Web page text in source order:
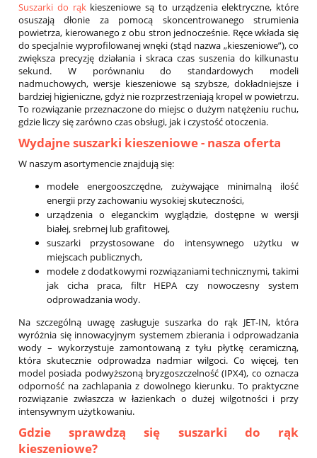
Suszarki do rąkkieszeniowe są to urządzenia elektryczne, które
osuszają dłonie za pomocą skoncentrowanego strumienia
powietrza, kierowanego z obu stron jednocześnie. Ręce wkłada się
do specjalnie wyprofilowanej wnęki (stąd nazwa „kieszeniowe”), co
zwiększa precyzję działania i skraca czas suszenia do kilkunastu
sekund. W porównaniu do standardowych modeli
nadmuchowych, wersje kieszeniowe są szybsze, dokładniejsze i
bardziej higieniczne, gdyż nie rozprzestrzeniają kropel w powietrzu.
To rozwiązanie przeznaczone do miejsc o dużym natężeniu ruchu,
gdzie liczy się zarówno czas obsługi, jak i czystość otoczenia.
Wydajne suszarki kieszeniowe - nasza oferta
W naszym asortymencie znajdują się:
modele energooszczędne, zużywające minimalną ilość
energii przy zachowaniu wysokiej skuteczności,
urządzenia o eleganckim wyglądzie, dostępne w wersji
białej, srebrnej lub grafitowej,
suszarki przystosowane do intensywnego użytku w
miejscach publicznych,
modele z dodatkowymi rozwiązaniami technicznymi, takimi
jak cicha praca, filtr HEPA czy nowoczesny system
odprowadzania wody.
Na szczególną uwagę zasługuje suszarka do rąk JET-IN, która
wyróżnia się innowacyjnym systemem zbierania i odprowadzania
wody – wykorzystuje zamontowaną z tyłu płytkę ceramiczną,
która skutecznie odprowadza nadmiar wilgoci. Co więcej, ten
model posiada podwyższoną bryzgoszczelność (IPX4), co oznacza
odporność na zachlapania z dowolnego kierunku. To praktyczne
rozwiązanie zwłaszcza w łazienkach o dużej wilgotności i przy
intensywnym użytkowaniu.
Gdzie sprawdzą się suszarki do rąk
kieszeniowe?